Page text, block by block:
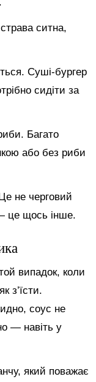
ситна,
Суші-бургер
сидіти за
Багато
або без риби
не черговий
це щось інше.
випадок, коли
з’їсти.
соус не
— навіть у
який поважає